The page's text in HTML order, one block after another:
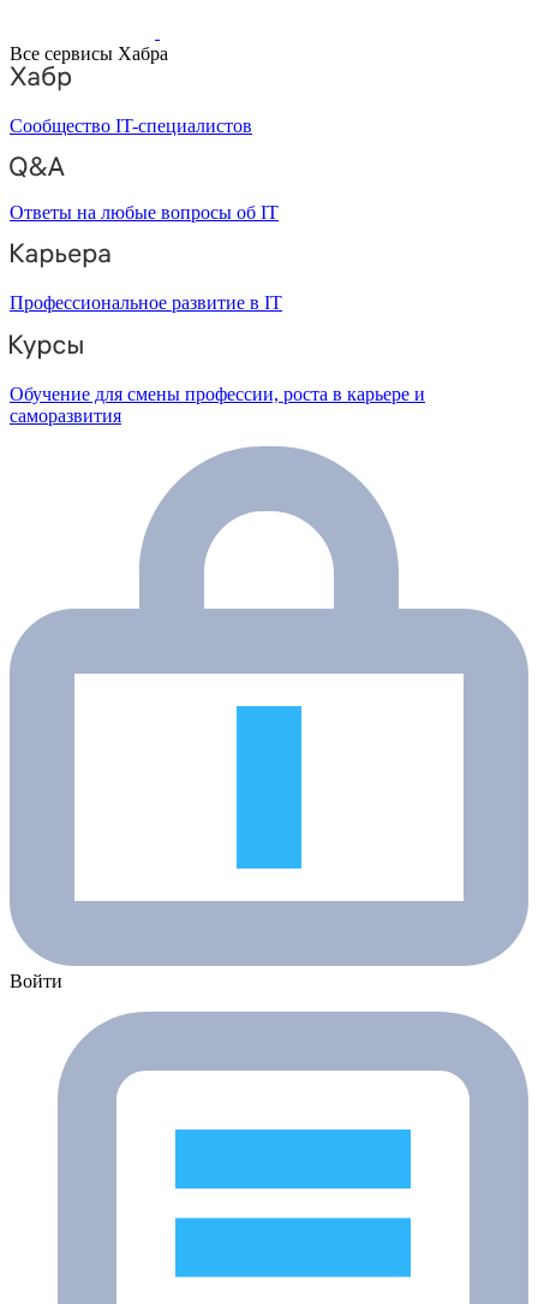
Все сервисы Хабра
Сообщество IT-специалистов
Ответы на любые вопросы об IT
Профессиональное развитие в IT
Обучение для смены профессии, роста в карьере и
саморазвития
Войти